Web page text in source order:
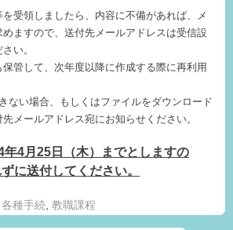
受領しましたら、内容に不備があれば、メ
ますので、送付先メールアドレスは受信設
い。
管して、次年度以降に作成する際に再利用
ない場合、もしくはファイルをダウンロード
メールアドレス宛にお知らせください。
4月25日（木）までとしますの
に送付してください。
各種手続 ,教職課程